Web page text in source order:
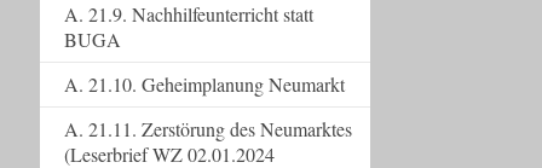
A. 21.9. Nachhilfeunterricht statt
BUGA
A. 21.10. Geheimplanung Neumarkt
A. 21.11. Zerstörung des Neumarktes
(Leserbrief WZ 02.01.2024